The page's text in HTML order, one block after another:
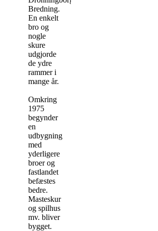
Bredning.
En enkelt
bro og
nogle
skure
udgjorde
de ydre
rammer i
mange år.
Omkring
1975
begynder
en
udbygning
med
yderligere
broer og
fastlandet
befæstes
bedre.
Masteskur
og spilhus
mv. bliver
bygget.